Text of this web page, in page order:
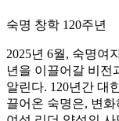
숙명 창학 120주년
2025년 6월, 숙명여
년을 이끌어갈 비전
알린다. 120년간 대
끌어온 숙명은, 변